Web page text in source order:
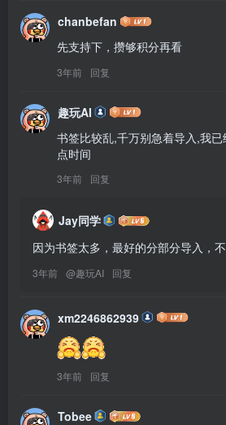
chanbefan
先支持下，攒够积分再看
3年前 回复
趣玩AI
书签比较乱,千万别急着导入,我
点时间
3年前 回复
Jay同学
因为书签太多，最好的分部分导入，
3年前 @趣玩AI 回复
xm2246862939
3年前 回复
Tobee